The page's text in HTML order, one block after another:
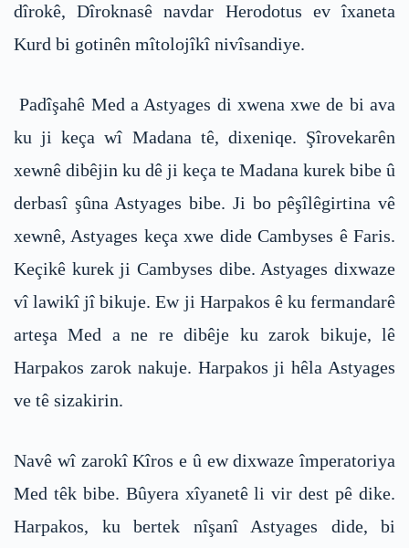
dîrokê, Dîroknasê navdar Herodotus ev îxaneta
Kurd bi gotinên mîtolojîkî nivîsandiye.
Padîşahê Med a Astyages di xwena xwe de bi ava
ku ji keça wî Madana tê, dixeniqe. Şîrovekarên
xewnê dibêjin ku dê ji keça te Madana kurek bibe û
derbasî şûna Astyages bibe. Ji bo pêşîlêgirtina vê
xewnê, Astyages keça xwe dide Cambyses ê Faris.
Keçikê kurek ji Cambyses dibe. Astyages dixwaze
vî lawikî jî bikuje. Ew ji Harpakos ê ku fermandarê
arteşa Med a ne re dibêje ku zarok bikuje, lê
Harpakos zarok nakuje. Harpakos ji hêla Astyages
ve tê sizakirin.
Navê wî zarokî Kîros e û ew dixwaze împeratoriya
Med têk bibe. Bûyera xîyanetê li vir dest pê dike.
Harpakos, ku bertek nîşanî Astyages dide, bi